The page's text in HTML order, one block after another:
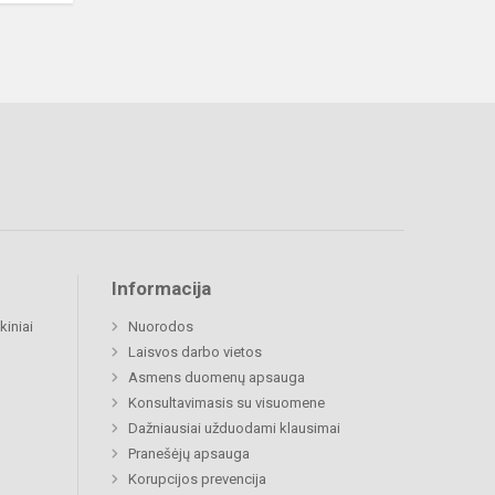
Informacija
Nuorodos
Laisvos darbo vietos
Asmens duomenų apsauga
Konsultavimasis su visuomene
Dažniausiai užduodami klausimai
Pranešėjų apsauga
Korupcijos prevencija